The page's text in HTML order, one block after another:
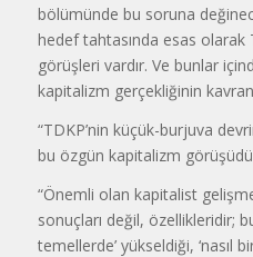
bölümünde bu soruna
hedef tahtasında esas olarak
görüşleri vardır. Ve bunlar
kapitalizm gerçekliğinin
“TDKP’nin küçük-burjuva
bu özgün kapitalizm
“Önemli olan kapitalist
sonuçları değil, özellikleridir;
temellerde’ yükseldiği, ‘nasıl